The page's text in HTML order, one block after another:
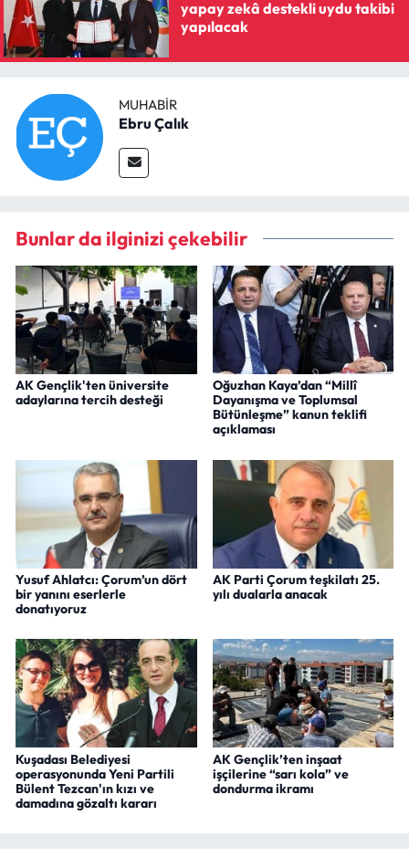
yapay zekâ destekli uydu takibi
yapılacak
MUHABIR
Ebru Çalık
Bunlar da ilginizi çekebilir
AK Gençlik'ten üniversite
adaylarına tercih desteği
Oğuzhan Kaya’dan “Millî
Dayanışma ve Toplumsal
Bütünleşme” kanun teklifi
açıklaması
Yusuf Ahlatcı: Çorum’un dört
bir yanını eserlerle
donatıyoruz
AK Parti Çorum teşkilatı 25.
yılı dualarla anacak
Kuşadası Belediyesi
operasyonunda Yeni Partili
Bülent Tezcan'ın kızı ve
damadına gözaltı kararı
AK Gençlik’ten inşaat
işçilerine “sarı kola” ve
dondurma ikramı